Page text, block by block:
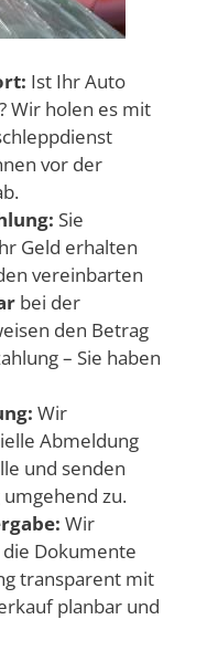
Ist Ihr Auto
Wir holen es mit
vor der
Sie
Geld erhalten
vereinbarten
bei der
den Betrag
– Sie haben
Wir
Abmeldung
und senden
zu.
Wir
Dokumente
transparent mit
planbar und